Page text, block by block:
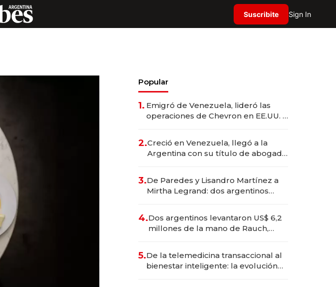
Suscribite Sign In
Popular
1. Emigró de Venezuela, lideró las
operaciones de Chevron en EE.UU. y
2.Creció en Venezuela, llegó a la
Argentina con su título de abogado
marcas "fast premium"
3.De Paredes y Lisandro Martínez a
Mirtha Legrand: dos argentinos
deportivo y el cuidado corporal
4.Dos argentinos levantaron US$ 6,2
millones de la mano de Rauch,
5.De la telemedicina transaccional al
bienestar inteligente: la evolución